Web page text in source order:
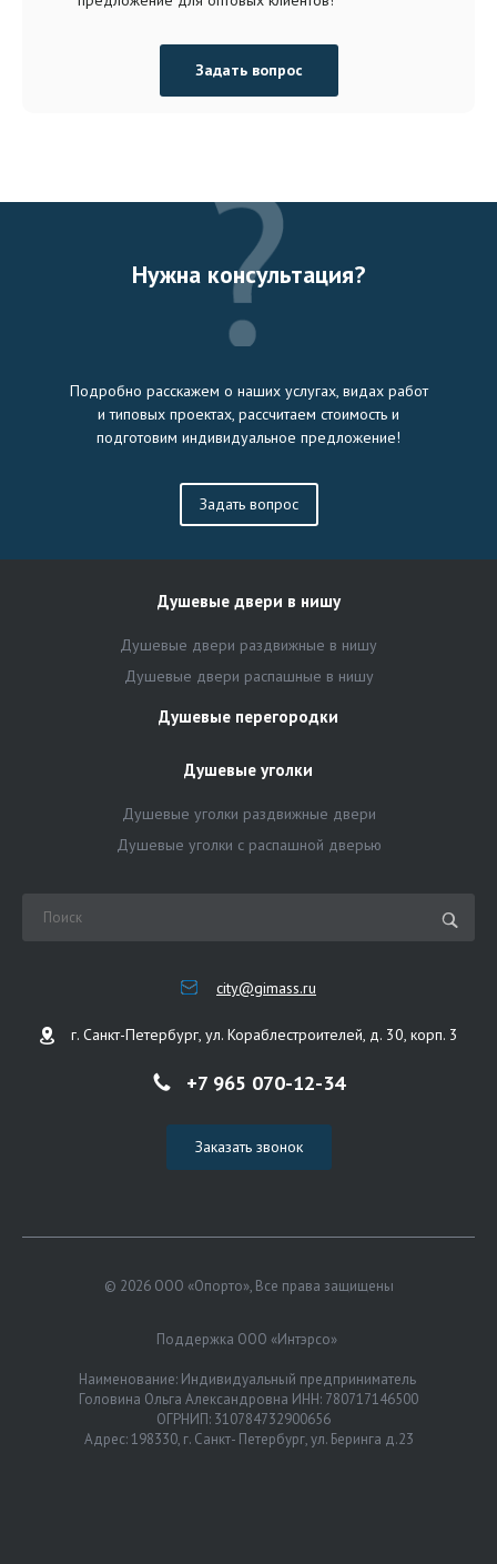
Задать вопрос
Нужна консультация?
Подробно расскажем о наших услугах, видах работ
и типовых проектах, рассчитаем стоимость и
подготовим индивидуальное предложение!
Задать вопрос
Душевые двери в нишу
Душевые двери раздвижные в нишу
Душевые двери распашные в нишу
Душевые перегородки
Душевые уголки
Душевые уголки раздвижные двери
Душевые уголки с распашной дверью
city@gimass.ru
г. Санкт-Петербург, ул. Кораблестроителей, д. 30, корп. 3
+7 965 070-12-34
Заказать звонок
© 2026 ООО «Опорто», Все права защищены
Поддержка ООО «Интэрсо»
Наименование: Индивидуальный предприниматель
Головина Ольга Александровна ИНН: 780717146500
ОГРНИП: 310784732900656
Адрес: 198330, г. Санкт- Петербург, ул. Беринга д.23